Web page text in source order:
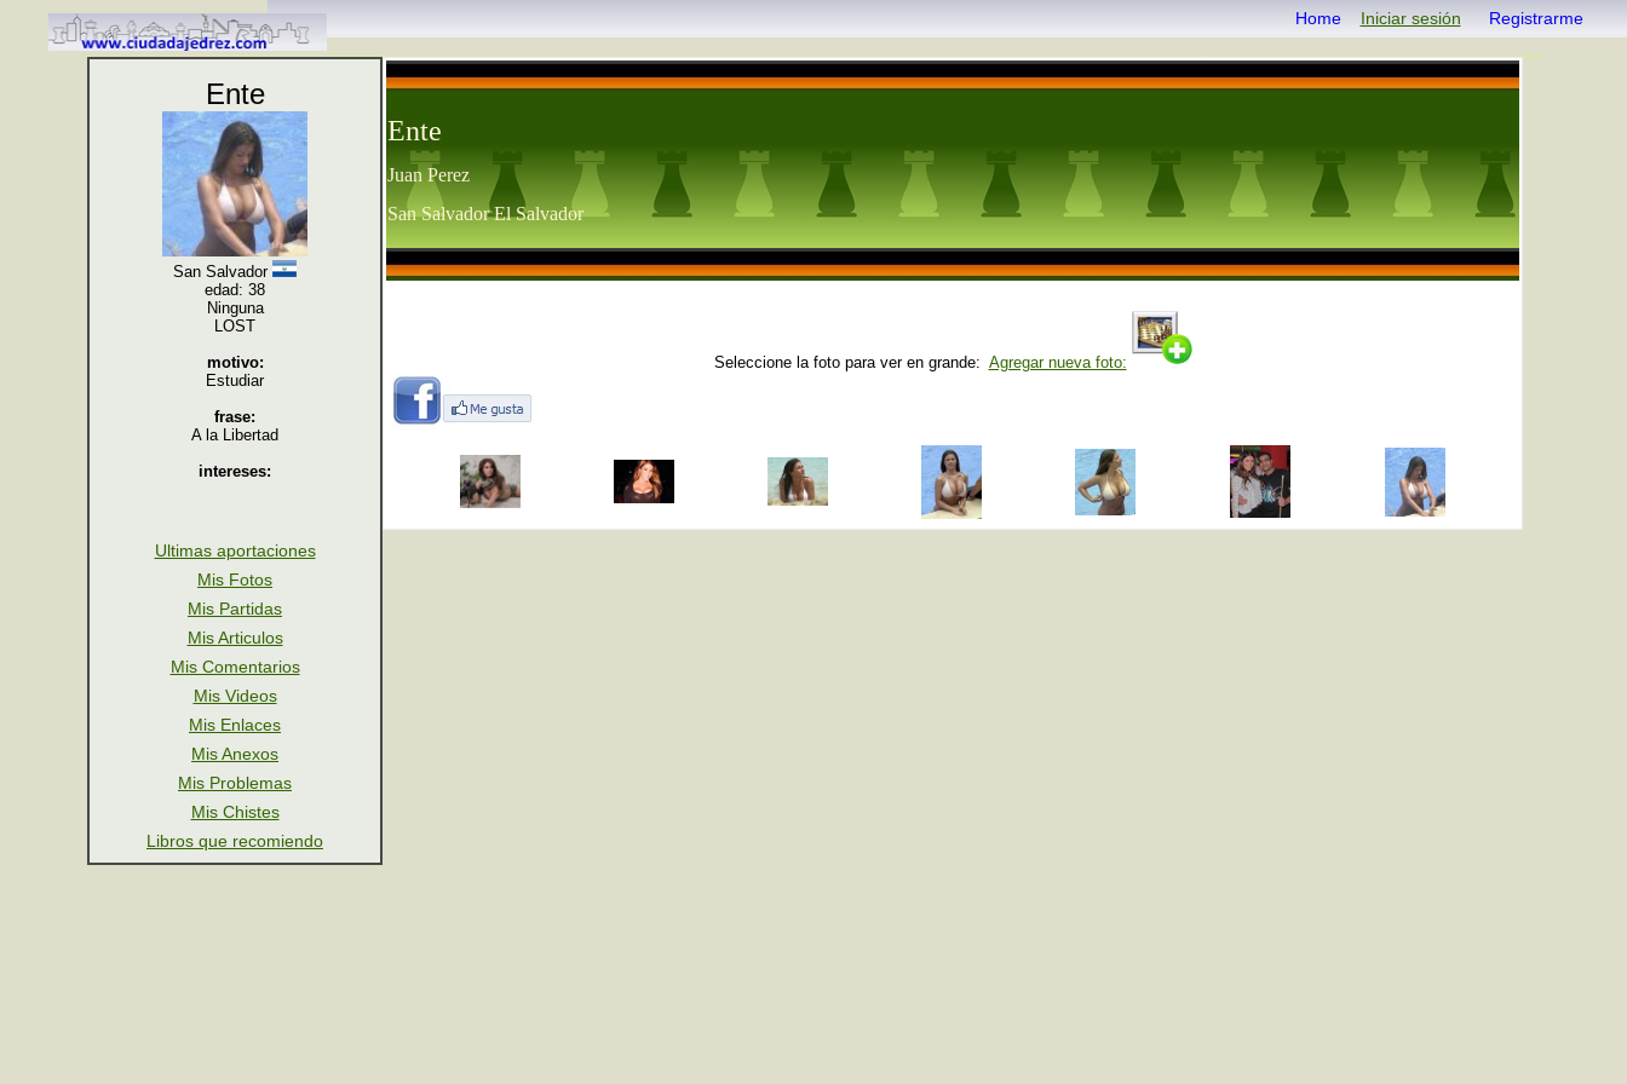
Home Iniciar sesión Registrarme
Ente
San Salvador
edad: 38
Ninguna
LOST
motivo:
Estudiar
frase:
A la Libertad
intereses:
Ultimas aportaciones
Mis Fotos
Mis Partidas
Mis Articulos
Mis Comentarios
Mis Videos
Mis Enlaces
Mis Anexos
Mis Problemas
Mis Chistes
Libros que recomiendo
Ente
Juan Perez
San Salvador El Salvador
Seleccione la foto para ver en grande: Agregar nueva foto: